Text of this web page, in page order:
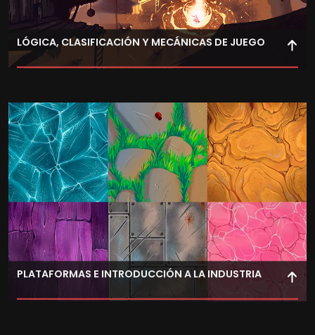
LÓGICA, CLASIFICACIÓN Y MECÁNICAS DE JUEGO
clasificación de mecánicas, creando experiencias
equilibradas, atractivas y orientadas al jugador.
PLATAFORMAS E INTRODUCCIÓN A LA INDUSTRIA